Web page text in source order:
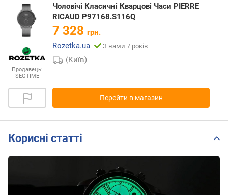
Продавець:
SEGTIME
Чоловічі Класичні Кварцові Часи PIERRE
RICAUD P97168.S116Q
7 328 грн.
Rozetka.ua
З нами 7 років
(Київ)
Перейти в магазин
Корисні статті